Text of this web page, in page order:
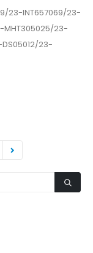
23-INT657069/23-
MHT305025/23-
23-